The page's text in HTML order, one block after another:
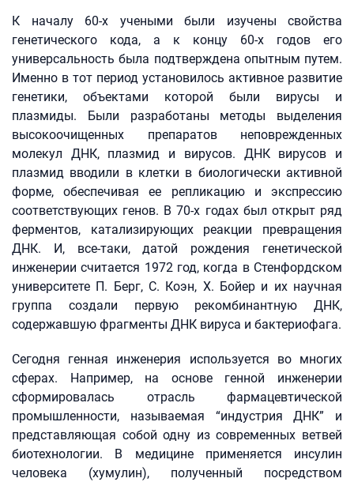
К началу 60-х учеными были изучены свойства
генетического кода, а к концу 60-х годов его
универсальность была подтверждена опытным путем.
Именно в тот период установилось активное развитие
генетики, объектами которой были вирусы и
плазмиды. Были разработаны методы выделения
высокоочищенных препаратов неповрежденных
молекул ДНК, плазмид и вирусов. ДНК вирусов и
плазмид вводили в клетки в биологически активной
форме, обеспечивая ее репликацию и экспрессию
соответствующих генов. В 70-х годах был открыт ряд
ферментов, катализирующих реакции превращения
ДНК. И, все-таки, датой рождения генетической
инженерии считается 1972 год, когда в Стенфордском
университете П. Берг, С. Коэн, Х. Бойер и их научная
группа создали первую рекомбинантную ДНК,
содержавшую фрагменты ДНК вируса и бактериофага.
Сегодня генная инженерия используется во многих
сферах. Например, на основе генной инженерии
сформировалась отрасль фармацевтической
промышленности, называемая “индустрия ДНК” и
представляющая собой одну из современных ветвей
биотехнологии. В медицине применяется инсулин
человека (хумулин), полученный посредством